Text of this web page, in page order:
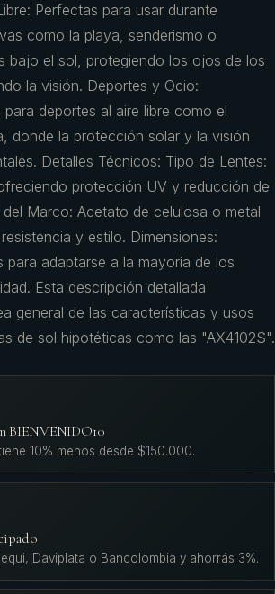
Perfectas para usar durante
como la playa, senderismo o
bajo el sol, protegiendo los ojos de los
la visión. Deportes y Ocio:
deportes al aire libre como el
donde la protección solar y la visión
Detalles Técnicos: Tipo de Lentes:
protección UV y reducción de
del Marco: Acetato de celulosa o metal
y estilo. Dimensiones:
para adaptarse a la mayoría de los
Esta descripción detallada
general de las características y usos
de sol hipotéticas como las "AX4102S".
BIENVENIDO10
10% menos desde $150.000.
Daviplata o Bancolombia y ahorrás 3%.